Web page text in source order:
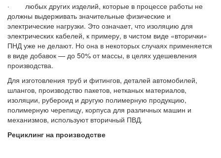
· любых других изделий, которые в процессе работы не
должны выдерживать значительные физические и
электрические нагрузки. Это означает, что изоляцию для
электрических кабелей, к примеру, в чистом виде «вторички»
ПНД уже не делают. Но она в некоторых случаях применяется
в виде добавок — до 50% от массы, в целях удешевления
производства.
Для изготовления труб и фитингов, деталей автомобилей,
шлангов, производство пакетов, нетканых материалов,
изоляции, рубероид и другую полимерную продукцию,
полимерную черепицу, корпуса для различных машин и
механизмов, используют вторичный ПВД.
Рециклинг на производстве